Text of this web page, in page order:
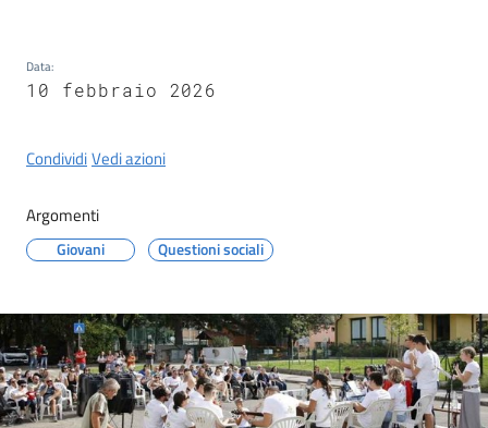
Data:
10 febbraio 2026
CondividiVedi azioni
Argomenti
Giovani Questioni sociali